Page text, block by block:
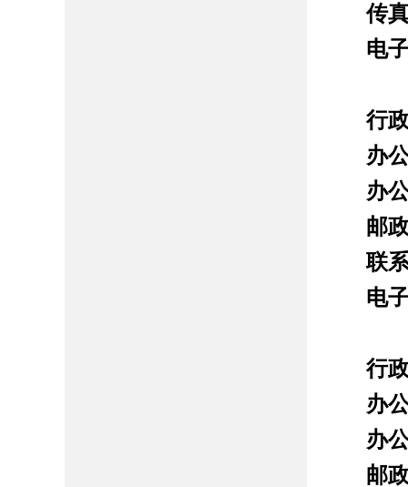
传
电
行
办
办
邮
联
电
行
办
办
邮